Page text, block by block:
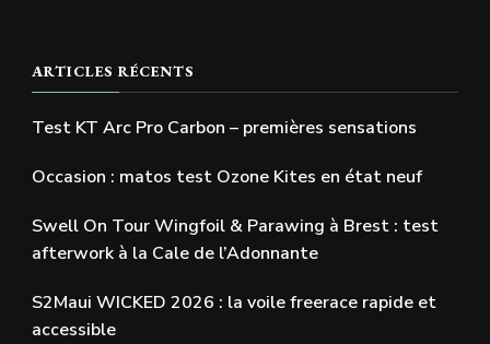
ARTICLES RÉCENTS
Test KT Arc Pro Carbon – premières sensations
Occasion : matos test Ozone Kites en état neuf
Swell On Tour Wingfoil & Parawing à Brest : test
afterwork à la Cale de l’Adonnante
S2Maui WICKED 2026 : la voile freerace rapide et
accessible